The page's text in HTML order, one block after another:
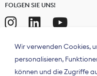
FOLGEN SIE UNS!
Wir verwenden Cookies,
personalisieren,
können und die Zugriffe